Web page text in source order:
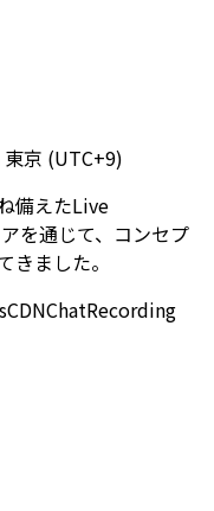
東京 (UTC+9)
備えたLive
を通じて、コンセプ
きました。
CDNChatRecording